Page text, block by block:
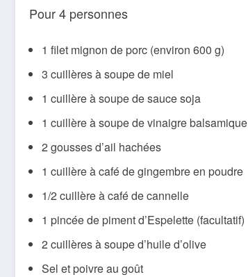
Pour 4 personnes
1 filet mignon de porc (environ 600 g)
3 cuillères à soupe de miel
1 cuillère à soupe de sauce soja
1 cuillère à soupe de vinaigre balsamique
2 gousses d’ail hachées
1 cuillère à café de gingembre en poudre
1/2 cuillère à café de cannelle
1 pincée de piment d’Espelette (facultatif)
2 cuillères à soupe d’huile d’olive
Sel et poivre au goût